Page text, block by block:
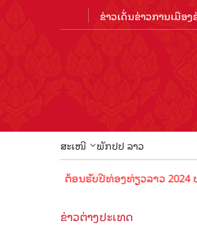
ຂ່າວເດັ່ນຂ່າວການເມືອງ
ສະເໜີ ພັກປປ ລາວ
ຕ້ອນຮັບປີທ່ອງທ່ຽວລາວ 2024 ປະຊາ
ຂ່າວຕ່າງປະເທດ